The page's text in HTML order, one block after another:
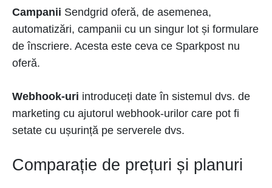
Campanii Sendgrid oferă, de asemenea,
automatizări, campanii cu un singur lot și formulare
de înscriere. Acesta este ceva ce Sparkpost nu
oferă.
Webhook-uri introduceți date în sistemul dvs. de
marketing cu ajutorul webhook-urilor care pot fi
setate cu ușurință pe serverele dvs.
Comparație de prețuri și planuri